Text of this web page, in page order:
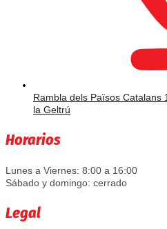
Rambla dels Països Catalans
la Geltrú
Horarios
Lunes a Viernes: 8:00 a 16:00
Sábado y domingo: cerrado
Legal